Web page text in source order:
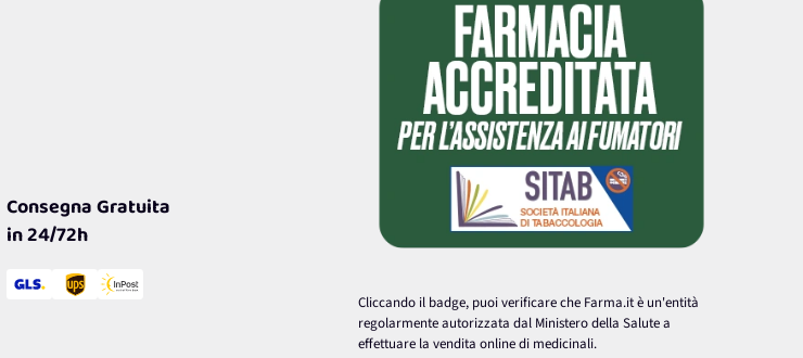
Consegna Gratuita
in 24/72h
Cliccando il badge, puoi verificare che Farma.it è un'entità
regolarmente autorizzata dal Ministero della Salute a
effettuare la vendita online di medicinali.